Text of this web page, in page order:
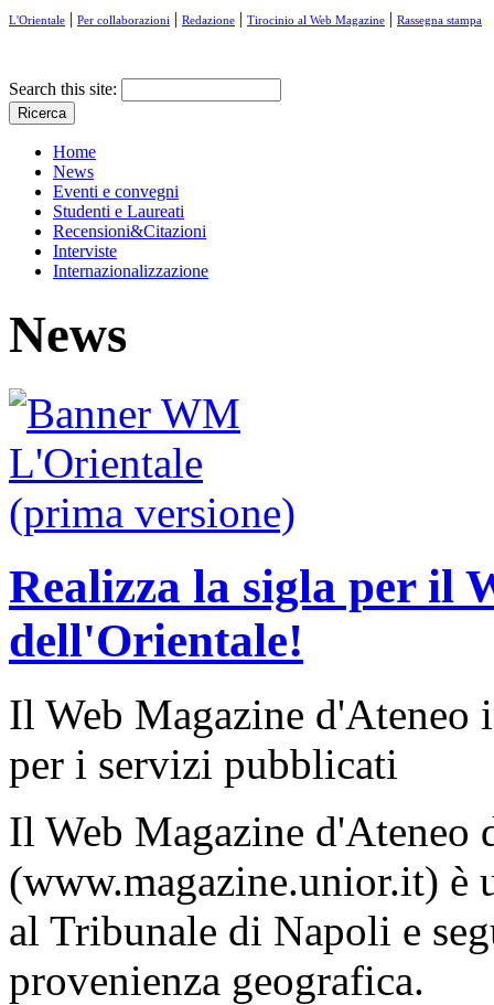
L'Orientale | Per collaborazioni | Redazione | Tirocinio al Web Magazine | Rassegna stampa
Search this site:
Home
News
Eventi e convegni
Studenti e Laureati
Recensioni&Citazioni
Interviste
Internazionalizzazione
News
Realizza la sigla per il
dell'Orientale!
Il Web Magazine d'Ateneo
per i servizi pubblicati
Il Web Magazine d'Ateneo
(www.magazine.unior.it) è
al Tribunale di Napoli e
provenienza geografica.